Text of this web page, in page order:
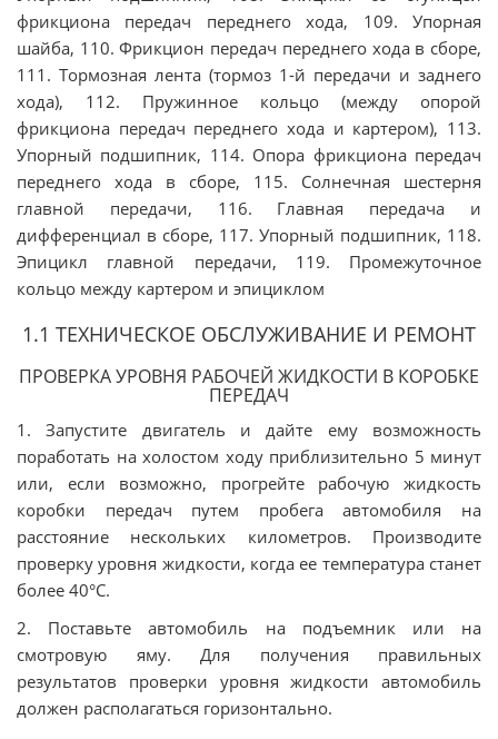
фрикциона передач переднего хода, 109. Упорная
шайба, 110. Фрикцион передач переднего хода в сборе,
111. Тормозная лента (тормоз 1-й передачи и заднего
хода), 112. Пружинное кольцо (между опорой
фрикциона передач переднего хода и картером), 113.
Упорный подшипник, 114. Опора фрикциона передач
переднего хода в сборе, 115. Солнечная шестерня
главной передачи, 116. Главная передача и
дифференциал в сборе, 117. Упорный подшипник, 118.
Эпицикл главной передачи, 119. Промежуточное
кольцо между картером и эпициклом
1.1 ТЕХНИЧЕСКОЕ ОБСЛУЖИВАНИЕ И РЕМОНТ
ПРОВЕРКА УРОВНЯ РАБОЧЕЙ ЖИДКОСТИ В КОРОБКЕ
ПЕРЕДАЧ
1. Запустите двигатель и дайте ему возможность
поработать на холостом ходу приблизительно 5 минут
или, если возможно, прогрейте рабочую жидкость
коробки передач путем пробега автомобиля на
расстояние нескольких километров. Производите
проверку уровня жидкости, когда ее температура станет
более 40°С.
2. Поставьте автомобиль на подъемник или на
смотровую яму. Для получения правильных
результатов проверки уровня жидкости автомобиль
должен располагаться горизонтально.